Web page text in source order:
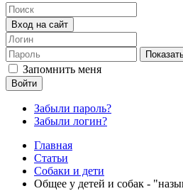
Вход на сайт
Запомнить меня
Войти
Забыли пароль?
Забыли логин?
Главная
Статьи
Собаки и дети
Общее у детей и собак -